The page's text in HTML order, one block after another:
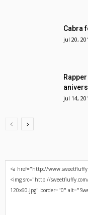
Cabra
jul 20,
jul 14,